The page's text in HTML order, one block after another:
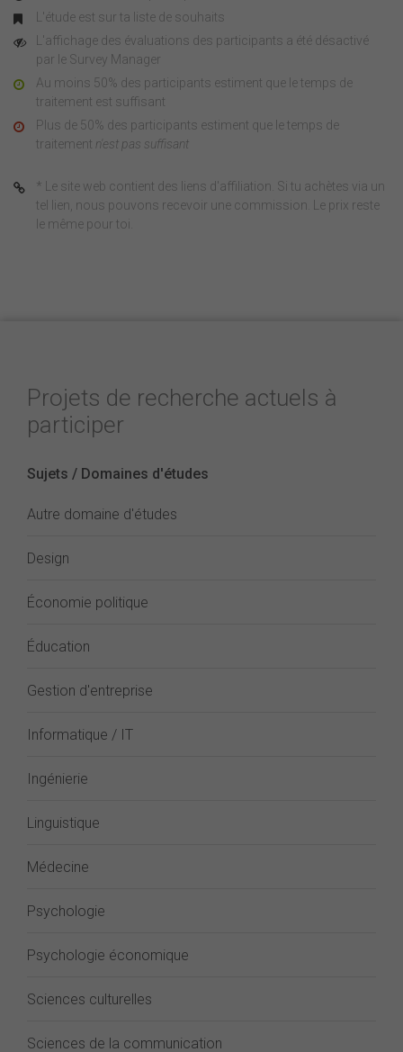
L'étude est sur ta liste de souhaits
L'affichage des évaluations des participants a été désactivé
par le Survey Manager
Au moins 50% des participants estiment que le temps de
traitement est suffisant
Plus de 50% des participants estiment que le temps de
traitement n'est pas suffisant
* Le site web contient des liens d'affiliation. Si tu achètes via un
tel lien, nous pouvons recevoir une commission. Le prix reste
le même pour toi.
Projets de recherche actuels à
participer
Sujets / Domaines d'études
Autre domaine d'études
Design
Économie politique
Éducation
Gestion d'entreprise
Informatique / IT
Ingénierie
Linguistique
Médecine
Psychologie
Psychologie économique
Sciences culturelles
Sciences de la communication